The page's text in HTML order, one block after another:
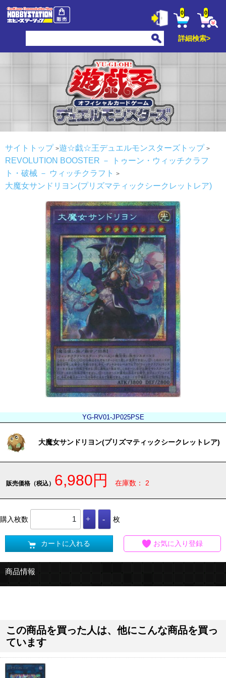
0 0
詳細検索>
サイトトップ
遊☆戯☆王デュエルモンスターズトップ
REVOLUTION BOOSTER － トゥーン・ウィッチクラフ
ト・破械 － ウィッチクラフト
大魔女サンドリヨン(プリズマティックシークレットレア)
YG-RV01-JP025PSE
大魔女サンドリヨン(プリズマティックシークレットレア)
販売価格（税込） 6,980円 在庫数： 2
購入枚数 枚
カートに入れる お気に入り登録
商品情報
この商品を買った人は、他にこんな商品を買っ
ています